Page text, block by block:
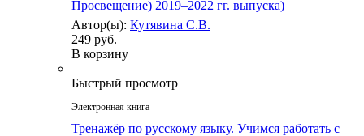
Просвещение) 2019–2022 гг. выпуска)
Автор(ы): Кутявина С.В.
249 руб.
В корзину
Быстрый просмотр
Электронная книга
Тренажёр по русскому языку. Учимся работать с